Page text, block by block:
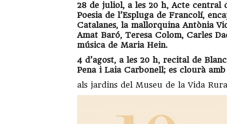
28 de juliol, a les 20 h, Acte central
Poesia de l’Espluga de Francolí,
Catalanes, la mallorquina Antònia
Amat Baró, Teresa Colom, Carles
música de Maria Hein.
4 d’agost, a les 20 h, recital de
Pena i Laia Carbonell; es clourà
als jardins del Museu de la Vida